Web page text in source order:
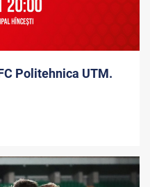
Politehnica UTM.